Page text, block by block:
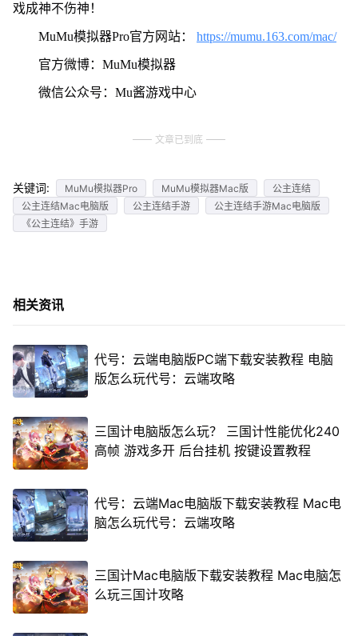
戏成神不伤神！
MuMu模拟器Pro官方网站： https://mumu.163.com/mac/
官方微博：MuMu模拟器
微信公众号：Mu酱游戏中心
文章已到底
关键词: MuMu模拟器Pro MuMu模拟器Mac版
公主连结
公主连结Mac电脑版
公主连结手游
公主连结手游Mac电脑版
《公主连结》手游
相关资讯
代号：云端电脑版PC端下载安装教程 电脑
版怎么玩代号：云端攻略
三国计电脑版怎么玩？ 三国计性能优化240
高帧 游戏多开 后台挂机 按键设置教程
代号：云端Mac电脑版下载安装教程 Mac电
脑怎么玩代号：云端攻略
三国计Mac电脑版下载安装教程 Mac电脑怎
么玩三国计攻略